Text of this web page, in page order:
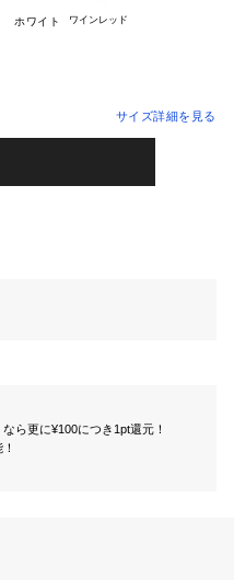
ホワイト ワインレッド
サイズ詳細を見る
ら更に¥100につき1pt還元！